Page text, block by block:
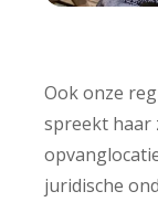
Ook onze
spreekt haar
juridische